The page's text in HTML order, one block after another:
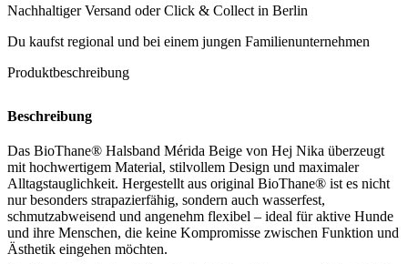
Menge
Nachhaltiger Versand oder Click & Collect in Berlin
Du kaufst regional und bei einem jungen Familienunternehmen
Produktbeschreibung
Beschreibung
Das BioThane® Halsband Mérida Beige von Hej Nika überzeugt
mit hochwertigem Material, stilvollem Design und maximaler
Alltagstauglichkeit. Hergestellt aus original BioThane® ist es nicht
nur besonders strapazierfähig, sondern auch wasserfest,
schmutzabweisend und angenehm flexibel – ideal für aktive Hunde
und ihre Menschen, die keine Kompromisse zwischen Funktion und
Ästhetik eingehen möchten.